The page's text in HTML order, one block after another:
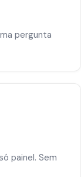
pergunta
painel. Sem